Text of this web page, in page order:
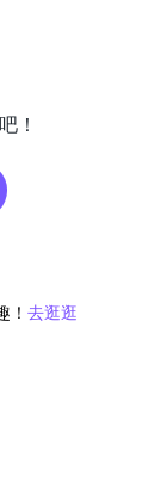
！
去逛逛